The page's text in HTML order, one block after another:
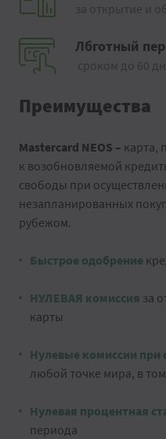
за открытие и
Лбготный
сроком до 60
Преимущества
Mastercard NEOS – карта,
к возобновляемой
свободы при
незапланированных
рубежом.
Быстрое одобрение
НУЛЕВАЯ комиссия за
карты
Нулевые комиссии при
любой точке мира, в
Нулевая процентная
периода